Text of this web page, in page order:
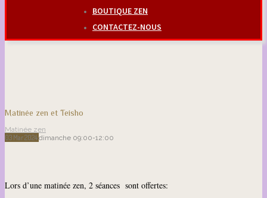
BOUTIQUE ZEN
CONTACTEZ-NOUS
Matinée zen et Teisho
Matinée zen
03 Mar2024dimanche 09:00-12:00
Lors d’une matinée zen, 2 séances sont offertes: